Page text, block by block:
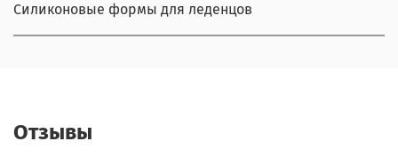
Силиконовые формы для леденцов
Отзывы